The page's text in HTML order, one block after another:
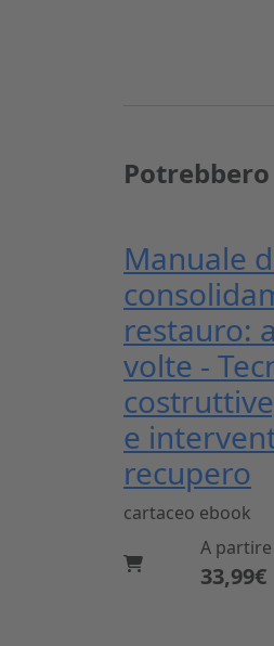
Manuale
restauro:
volte -
e
recupero
cartaceo ebook
A
33,99€